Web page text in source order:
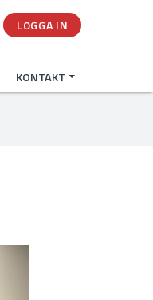
KONTAKT
LOGGA IN